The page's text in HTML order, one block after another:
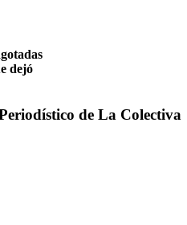
dejó
de La Colectiva